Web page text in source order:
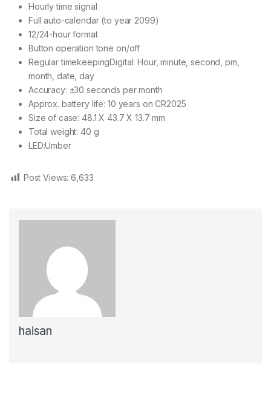
Hourly time signal
Full auto-calendar (to year 2099)
12/24-hour format
Button operation tone on/off
Regular timekeepingDigital: Hour, minute, second, pm,
month, date, day
Accuracy: ±30 seconds per month
Approx. battery life: 10 years on CR2025
Size of case: 48.1 X 43.7 X 13.7 mm
Total weight: 40 g
LED:Umber
Post Views: 6,633
haisan